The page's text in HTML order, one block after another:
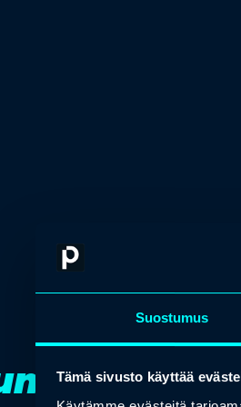
Suostumus
Tämä sivusto käyttää